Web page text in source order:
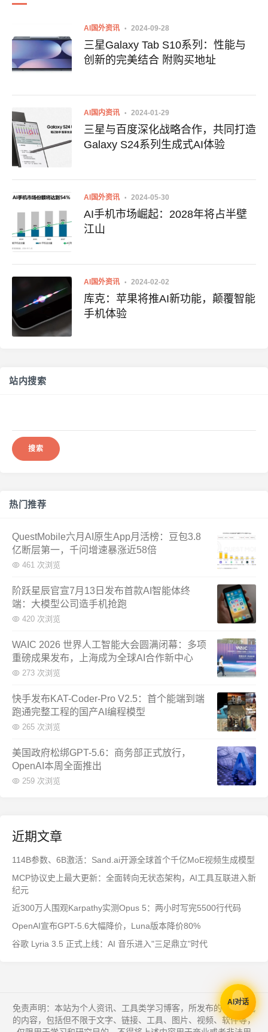
AI国外资讯 2024-09-28
三星Galaxy Tab S10系列：性能与
创新的完美结合 附购买地址
AI国内资讯 2024-01-29
三星与百度深化战略合作，共同打造
Galaxy S24系列生成式AI体验
AI国外资讯 2024-05-30
AI手机市场崛起：2028年将占半壁
江山
AI国外资讯 2024-02-02
库克：苹果将推AI新功能，颠覆智能
手机体验
站内搜索
热门推荐
QuestMobile六月AI原生App月活榜：豆包3.8
亿断层第一，千问增速暴涨近58倍
461 次浏览
阶跃星辰官宣7月13日发布首款AI智能体终
端：大模型公司造手机抢跑
420 次浏览
WAIC 2026 世界人工智能大会圆满闭幕：多项
重磅成果发布，上海成为全球AI合作新中心
273 次浏览
快手发布KAT-Coder-Pro V2.5：首个能端到端
跑通完整工程的国产AI编程模型
265 次浏览
美国政府松绑GPT-5.6：商务部正式放行，
OpenAI本周全面推出
259 次浏览
近期文章
114B参数、6B激活：Sand.ai开源全球首个千亿MoE视频生成模型
MCP协议史上最大更新：全面转向无状态架构，AI工具互联进入新
纪元
近300万人围观Karpathy实测Opus 5：两小时写完5500行代码
OpenAI宣布GPT-5.6大幅降价，Luna版本降价80%
谷歌 Lyria 3.5 正式上线：AI 音乐进入"三足鼎立"时代
免责声明：本站为个人资讯、工具类学习博客，所发布的一切形式
的内容，包括但不限于文字、链接、工具、图片、视频、软件等，
AI对话